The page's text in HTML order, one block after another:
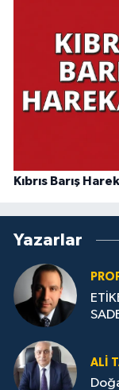
Kıbrıs Barış
Yazarlar
ALI